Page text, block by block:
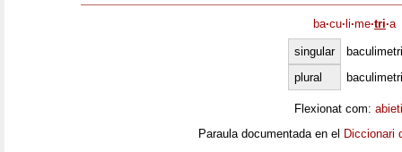
ba·cu· li·me·tri·a
singular
plural
Flexionat com:
Paraula documentada en el Diccionari